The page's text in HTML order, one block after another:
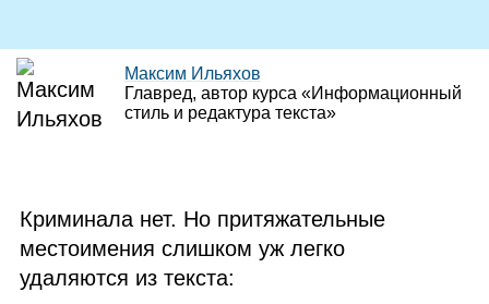
Максим Ильяхов
Главред, автор курса «Информационный
стиль и редактура текста»
Криминала нет. Но притяжательные
местоимения слишком уж легко
удаляются из текста: